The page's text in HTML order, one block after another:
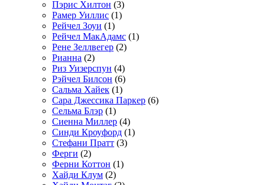
Пэрис Хилтон (3)
Рамер Уиллис (1)
Рейчел Зоуи (1)
Рейчел МакАдамс (1)
Рене Зеллвегер (2)
Рианна (2)
Риз Уизерспун (4)
Рэйчел Билсон (6)
Сальма Хайек (1)
Сара Джессика Паркер (6)
Сельма Блэр (1)
Сиенна Миллер (4)
Синди Кроуфорд (1)
Стефани Пратт (3)
Ферги (2)
Ферни Коттон (1)
Хайди Клум (2)